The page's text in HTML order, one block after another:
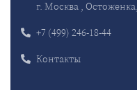
г. Москва ,
+7 (499) 246-18-44
Контакты